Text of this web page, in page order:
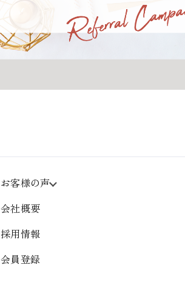
お客様の声
会社概要
採用情報
会員登録